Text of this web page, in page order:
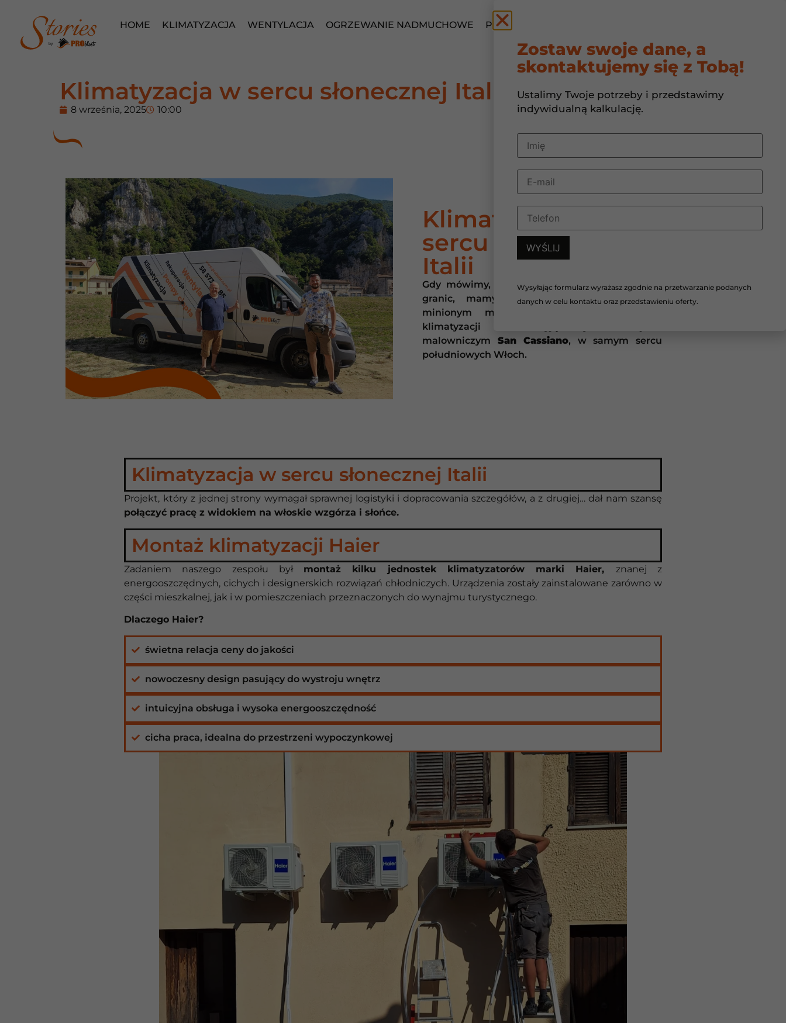
by
HOME KLIMATYZACJA WENTYLACJA OGRZEWANIE NADMUCHOWE POMPA CIEPŁA
Klimatyzacja w sercu słonecznej Italii
8 września, 2025 10:00
Klimatyzacja w
sercu słonecznej
Italii
Gdy mówimy, że działamy kompleksowo i bez
granic, mamy na myśli dosłownie to. W
minionym miesiącu zakończyliśmy montaż
klimatyzacji w wyjątkowym miejscu:
malowniczym San Cassiano, w samym sercu
południowych Włoch.
Klimatyzacja w sercu słonecznej Italii
Projekt, który z jednej strony wymagał sprawnej logistyki i dopracowania szczegółów, a z drugiej… dał nam szansę
połączyć pracę z widokiem na włoskie wzgórza i słońce.
Montaż klimatyzacji Haier
Zadaniem naszego zespołu był montaż kilku jednostek klimatyzatorów marki Haier, znanej z
energooszczędnych, cichych i designerskich rozwiązań chłodniczych. Urządzenia zostały zainstalowane zarówno w
części mieszkalnej, jak i w pomieszczeniach przeznaczonych do wynajmu turystycznego.
Dlaczego Haier?
świetna relacja ceny do jakości
nowoczesny design pasujący do wystroju wnętrz
intuicyjna obsługa i wysoka energooszczędność
cicha praca, idealna do przestrzeni wypoczynkowej
Zostaw swoje dane, a
skontaktujemy się z Tobą!
Ustalimy Twoje potrzeby i przedstawimy
indywidualną kalkulację.
Wysyłając formularz wyrażasz zgodnie na przetwarzanie podanych
danych w celu kontaktu oraz przedstawieniu oferty.